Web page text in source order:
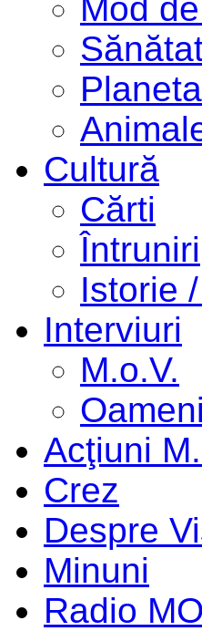
Mod
Cultură
Cărti
Întruniri
Istorie
Interviuri
M.o.V.
Acţiuni
Crez
Despre
Minuni
Radio